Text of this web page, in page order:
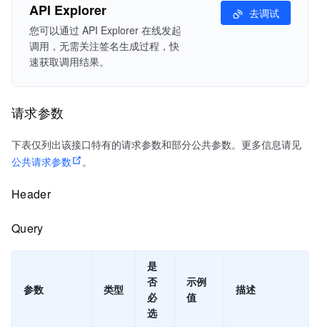
API Explorer
您可以通过 API Explorer 在线发起
调用，无需关注签名生成过程，快
速获取调用结果。
去调试
请求参数
下表仅列出该接口特有的请求参数和部分公共参数。更多信息请见
公共请求参数
。
Header
Query
参数 类型
是
否
必
选
示例
值
描述